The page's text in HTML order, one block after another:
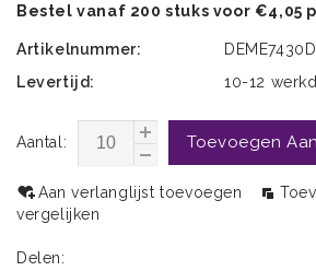
Bestel vanaf 200 stuks voor €4,05
Artikelnummer:
Levertijd:
10-12
Aantal: Toevoegen
Aan verlanglijst toevoegen
vergelijken
Delen: